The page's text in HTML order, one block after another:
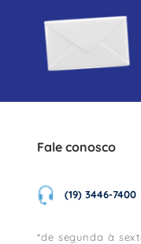
Fale conosco
(19) 3446-7400
*de segunda à